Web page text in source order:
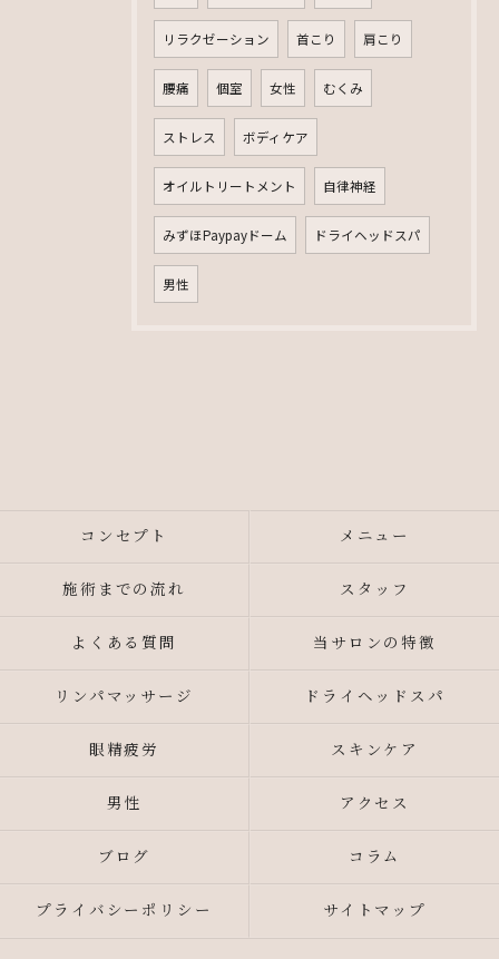
リラクゼーション 首こり 肩こり
腰痛 個室 女性 むくみ
ストレス ボディケア
オイルトリートメント 自律神経
みずほPaypayドーム ドライヘッドスパ
男性
コンセプト メニュー
施術までの流れ スタッフ
よくある質問 当サロンの特徴
リンパマッサージ ドライヘッドスパ
眼精疲労 スキンケア
男性 アクセス
ブログ コラム
プライバシーポリシー サイトマップ